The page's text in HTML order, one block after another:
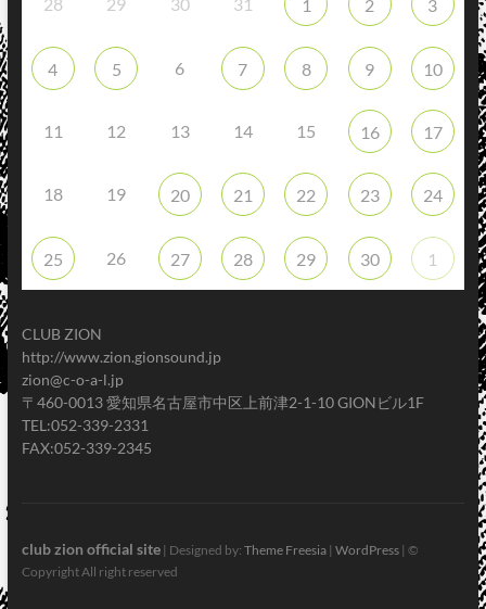
1 2 3
4 5 6 7 8 9 10
11 12 13 14 15 16 17
18 19 20 21 22 23 24
25 26 27 28 29 30 1
CLUB ZION
http://www.zion.gionsound.jp
zion@c-o-a-l.jp
〒460-0013 愛知県名古屋市中区上前津2-1-10 GIONビル1F
TEL:052-339-2331
FAX:052-339-2345
club zion official site| Designed by: Theme Freesia| WordPress| ©
Copyright All right reserved